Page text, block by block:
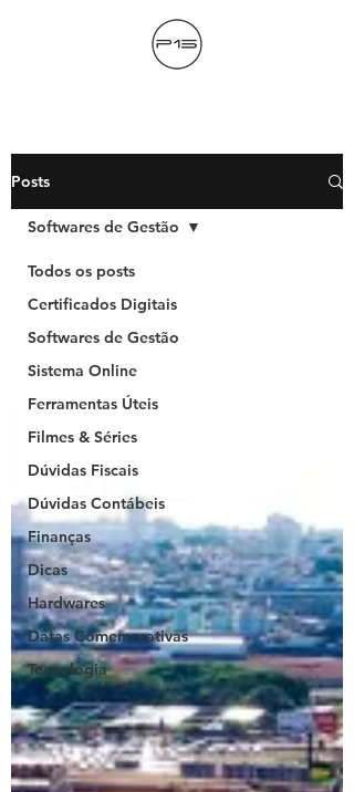
Posts
Todos os posts
Certificados Digitais
Softwares de Gestão
Sistema Online
Ferramentas Úteis
Filmes & Séries
Dúvidas Fiscais
Dúvidas Contábeis
Finanças
Dicas
Hardwares
Datas Comemorativas
Tecnologia
Softwares de Gestão